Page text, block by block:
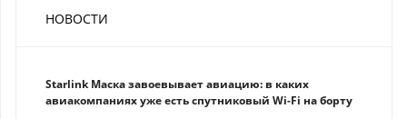
НОВОСТИ
Starlink Маска завоевывает авиацию: в каких
авиакомпаниях уже есть спутниковый Wi-Fi на борту